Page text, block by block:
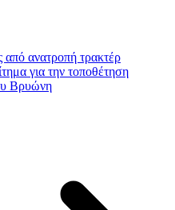
ανατροπή τρακτέρ
για την τοποθέτηση
Βρυώνη